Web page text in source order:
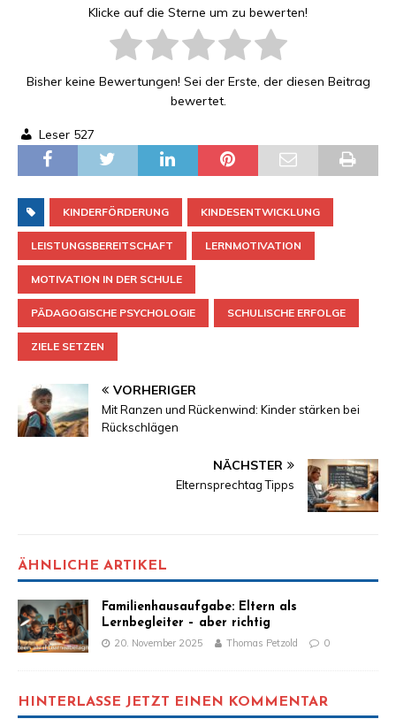
Klicke auf die Sterne um zu bewerten!
Bisher keine Bewertungen! Sei der Erste, der diesen Beitrag
bewertet.
Leser 527
KINDERFÖRDERUNG KINDESENTWICKLUNG
LEISTUNGSBEREITSCHAFT LERNMOTIVATION
MOTIVATION IN DER SCHULE
PÄDAGOGISCHE PSYCHOLOGIE SCHULISCHE ERFOLGE
ZIELE SETZEN
VORHERIGER
Mit Ranzen und Rückenwind: Kinder stärken bei
Rückschlägen
NÄCHSTER
Elternsprechtag Tipps
ÄHNLICHE ARTIKEL
Familienhausaufgabe: Eltern als
Lernbegleiter – aber richtig
20. November 2025 Thomas Petzold 0
HINTERLASSE JETZT EINEN KOMMENTAR